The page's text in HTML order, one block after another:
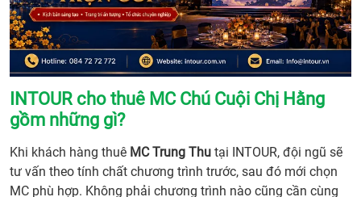
INTOUR cho thuê MC Chú Cuội Chị Hằng
gồm những gì?
Khi khách hàng thuê MC Trung Thu tại INTOUR, đội ngũ sẽ
tư vấn theo tính chất chương trình trước, sau đó mới chọn
MC phù hợp. Không phải chương trình nào cũng cần cùng